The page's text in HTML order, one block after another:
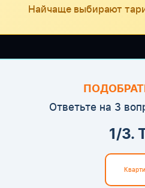
Найчаще выбирают
Ответьте на 3
1/3.